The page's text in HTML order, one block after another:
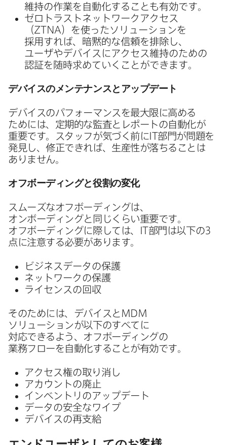
維持の​作業を​自動化する​ことも​有効です。
ゼロトラストネットワークアクセス​
（ZTNA ）を​使った​ソリューションを​
採用すれば、​暗黙的な​信頼を​排除し、​
ユーザや​デバイスに​アクセス維持の​ための​
認証を​随時求めていく​ことができます。
デバイスの​メンテナンスと​アップデート
デバイスの​パフォーマンスを​最大限に​高める​
ためには、​定期的な​監査と​レポートの​自動化が​
重要です。​スタッフが​気づく​前に IT部門が​問題を​
発見し、​修正できれば、​生産性が​落ちる​ことは​
ありません。
オフボーディングと​役割の​変化
スムーズな​オフボーディングは、​
オンボーディングと​同じくらい​重要です。​
オフボーディングに​際しては、
IT部門は​以下の3
点に​注意する​必要が​あります。
ビジネスデータの​保護
ネットワークの​保護
ライセンスの​回収
その​ためには、​デバイスと MDM
ソリューションが​以下の​すべてに​
対応できるよう、​オフボーディングの​
業務フローを​自動化する​ことが​有効です。
アクセス権の​取り消し
アカウントの​廃止
インベントリの​アップデート
データの​安全な​ワイプ
デバイスの​再支給